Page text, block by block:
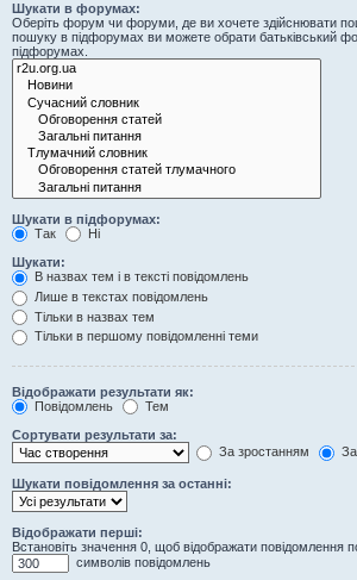
Шукати в форумах:
Оберіть форум чи форуми, де ви хочете здійснювати
пошуку в підфорумах ви можете обрати батьківський
підфорумах.
Шукати в підфорумах:
Так
Ні
Шукати:
В назвах тем і в тексті повідомлень
Лише в текстах повідомлень
Тільки в назвах тем
Тільки в першому повідомленні теми
Відображати результати як:
Повідомлень
Тем
Сортувати результати за:
За зростанням
Шукати повідомлення за останні:
Відображати перші:
Встановіть значення 0, щоб відображати повідомлення
символів повідомлень